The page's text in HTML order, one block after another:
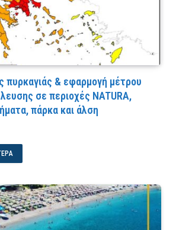
πυρκαγιάς & εφαρμογή μέτρου
σε περιοχές NATURA,
πάρκα και άλση